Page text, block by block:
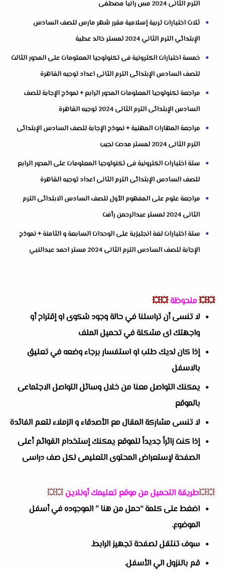
الترم الثانى 2024 مس رانيا مصطفى
ثلاث اختبارات تربية إسلامية مقرر شهر مارس للصف السادس
الإبتدائي الترم الثاني 2024 لمستر خالد عطية
خمسة اختبارات الكترونية فى تكنولوجيا المعلومات على المحور الثالث
للصف السادس الإبتدائى الترم الثانى اعداد توجيه القاهرة
مراجعة تكنولوجيا المعلومات المحور الرابع + نموذج الإجابة للصف
السادس الإبتدائى الترم الثانى 2024 توجيه القاهرة
مراجعة المهارات المهنية + نموذج الإجابة للصف السادس الإبتدائى
الترم الثانى 2024 لمستر مدحت نجيب
ستة اختبارات الكترونية فى تكنولوجيا المعلومات على المحور الرابع
للصف السادس الإبتدائى الترم الثانى اعداد توجيه القاهرة
مراجعة علوم على المفهوم الأول للصف السادس الابتدائى الترم
الثانى 2024 لمستر عبدالرحمن رأفت
ستة اختبارات لغة انجليزية على الوحدات السابعة و الثامنة + نموذج
الإجابة للصف السادس الترم الثانى 2024 مستر احمد عبدالنبي
💥💥ملحوظة💥💥
لا تنسى أن تراسلنا في حالة وجود شكوى او إقتراح أو
واجهتك اى مشكلة في تحميل الملف
إذا كان لديك طلب او استفسار برجاء وضعه في تعليق
بالاسفل
يمكنك التواصل معنا من خلال وسائل التواصل الاجتماعى
بالموقع
لا تنسى مشاركة المقال مع الأصدقاء و الزملاء لتعم الفائدة
إذا كنت زائراً جديداً للموقع يمكنك إستخدام القوائم أعلى
الصفحة لإستعراض المحتوى التعليمى لكل صف دراسى
💥💥طريقة التحميل من موقع تعليمك أونلاين💥💥
اضغط على كلمة “حمل من هنا ” الموجوده في أسفل
الموضوع.
سوف تنتقل لصفحة تجهيز الرابط.
قم بالنزول الي الأسفل.